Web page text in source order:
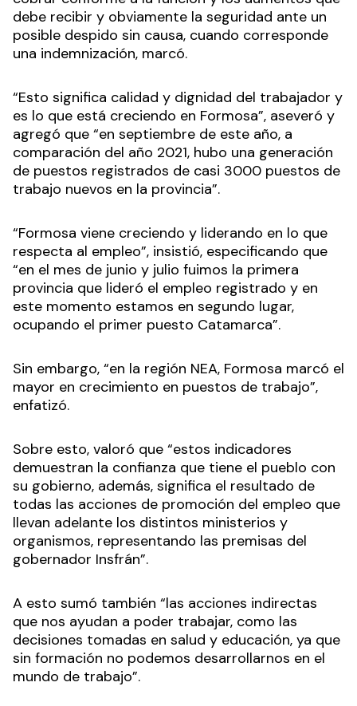
debe recibir y obviamente la seguridad ante un
posible despido sin causa, cuando corresponde
una indemnización, marcó.
“Esto significa calidad y dignidad del trabajador y
es lo que está creciendo en Formosa”, aseveró y
agregó que “en septiembre de este año, a
comparación del año 2021, hubo una generación
de puestos registrados de casi 3000 puestos de
trabajo nuevos en la provincia”.
“Formosa viene creciendo y liderando en lo que
respecta al empleo”, insistió, especificando que
“en el mes de junio y julio fuimos la primera
provincia que lideró el empleo registrado y en
este momento estamos en segundo lugar,
ocupando el primer puesto Catamarca”.
Sin embargo, “en la región NEA, Formosa marcó el
mayor en crecimiento en puestos de trabajo”,
enfatizó.
Sobre esto, valoró que “estos indicadores
demuestran la confianza que tiene el pueblo con
su gobierno, además, significa el resultado de
todas las acciones de promoción del empleo que
llevan adelante los distintos ministerios y
organismos, representando las premisas del
gobernador Insfrán”.
A esto sumó también “las acciones indirectas
que nos ayudan a poder trabajar, como las
decisiones tomadas en salud y educación, ya que
sin formación no podemos desarrollarnos en el
mundo de trabajo”.